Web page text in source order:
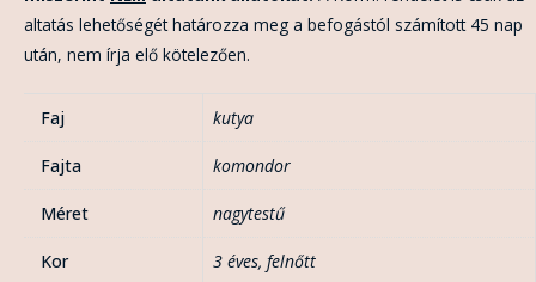
altatás lehetőségét határozza meg a befogástól számított 45 nap
után, nem írja elő kötelezően.
Faj kutya
Fajta komondor
Méret nagytestű
Kor 3 éves, felnőtt